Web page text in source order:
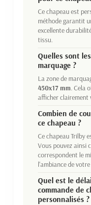
Ce chapeau est
méthode garantit
excellente
tissu.
Quelles sont
marquage ?
La zone de
450x17 mm. Cela
afficher clairement
Combien de
ce chapeau ?
Ce chapeau Trilby
Vous pouvez ainsi
correspondent le
l'ambiance de
Quel est le
commande de
personnalisés ?